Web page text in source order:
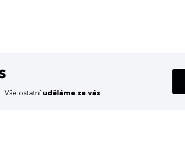
Vše ostatní uděláme za vás